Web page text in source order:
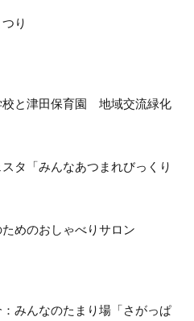
り
と津田保育園 地域交流緑化
タ「みんなあつまれびっくり
めのおしゃべりサロン
みんなのたまり場「さがっぱ